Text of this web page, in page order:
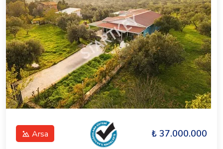
Arsa ₺ 37.000.000